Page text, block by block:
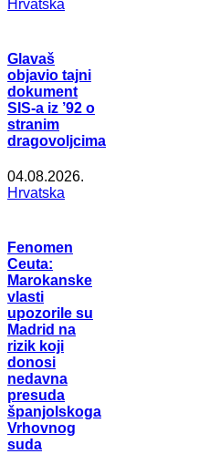
Hrvatska
Glavaš
objavio tajni
dokument
SIS-a iz ’92 o
stranim
dragovoljcima
04.08.2026.
Hrvatska
Fenomen
Ceuta:
Marokanske
vlasti
upozorile su
Madrid na
rizik koji
donosi
nedavna
presuda
španjolskoga
Vrhovnog
suda